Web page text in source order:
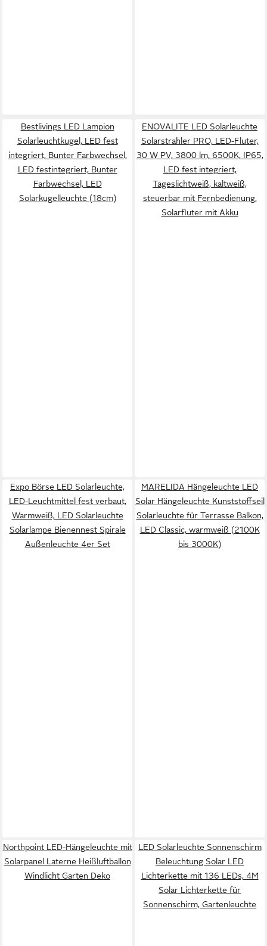
Bestlivings LED Lampion
Solarleuchtkugel, LED fest
integriert, Bunter Farbwechsel,
LED festintegriert, Bunter
Farbwechsel, LED
Solarkugelleuchte (18cm)
ENOVALITE LED Solarleuchte
Solarstrahler PRO, LED-Fluter,
30 W PV, 3800 lm, 6500K, IP65,
LED fest integriert,
Tageslichtweiß, kaltweiß,
steuerbar mit Fernbedienung,
Solarfluter mit Akku
Expo Börse LED Solarleuchte,
LED-Leuchtmittel fest verbaut,
Warmweiß, LED Solarleuchte
Solarlampe Bienennest Spirale
Außenleuchte 4er Set
MARELIDA Hängeleuchte LED
Solar Hängeleuchte Kunststoffseil
Solarleuchte für Terrasse Balkon,
LED Classic, warmweiß (2100K
bis 3000K)
Northpoint LED-Hängeleuchte mit
Solarpanel Laterne Heißluftballon
Windlicht Garten Deko
LED Solarleuchte Sonnenschirm
Beleuchtung Solar LED
Lichterkette mit 136 LEDs, 4M
Solar Lichterkette für
Sonnenschirm, Gartenleuchte